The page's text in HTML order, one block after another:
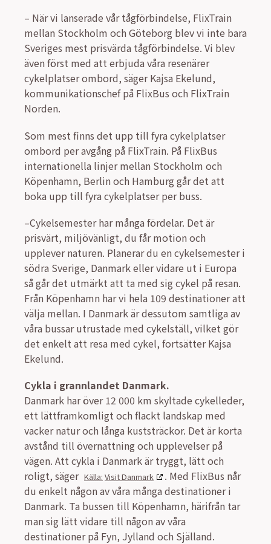
– När vi lanserade vår tågförbindelse, FlixTrain
mellan Stockholm och Göteborg blev vi inte bara
Sveriges mest prisvärda tågförbindelse. Vi blev
även först med att erbjuda våra resenärer
cykelplatser ombord, säger Kajsa Ekelund,
kommunikationschef på FlixBus och FlixTrain
Norden.
Som mest finns det upp till fyra cykelplatser
ombord per avgång på FlixTrain. På FlixBus
internationella linjer mellan Stockholm och
Köpenhamn, Berlin och Hamburg går det att
boka upp till fyra cykelplatser per buss.
–Cykelsemester har många fördelar. Det är
prisvärt, miljövänligt, du får motion och
upplever naturen. Planerar du en cykelsemester i
södra Sverige, Danmark eller vidare ut i Europa
så går det utmärkt att ta med sig cykel på resan.
Från Köpenhamn har vi hela 109 destinationer att
välja mellan. I Danmark är dessutom samtliga av
våra bussar utrustade med cykelställ, vilket gör
det enkelt att resa med cykel, fortsätter Kajsa
Ekelund.
Cykla i grannlandet Danmark.
Danmark har över 12 000 km skyltade cykelleder,
ett lättframkomligt och flackt landskap med
vacker natur och långa kuststräckor. Det är korta
avstånd till övernattning och upplevelser på
vägen. Att cykla i Danmark är tryggt, lätt och
roligt, säger
Visit Danmark
. Med FlixBus når
du enkelt någon av våra många destinationer i
Danmark. Ta bussen till Köpenhamn, härifrån tar
man sig lätt vidare till någon av våra
destinationer på Fyn, Jylland och Själland.